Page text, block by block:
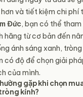
và tiết kiệm chi phí
Đức, bạn có thể tham
hãng từ cơ bản đến
ánh sáng xanh,
có độ để chọn giải
của mình.
gặp khi chọn
kính?